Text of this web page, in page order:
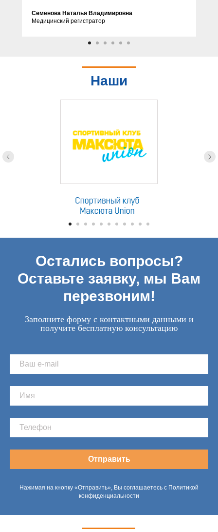
Семёнова Наталья Владимировна
Медицинский регистратор
Наши
Остались вопросы?
Оставьте заявку, мы Вам
перезвоним!
Заполните форму с контактными данными и
получите бесплатную консультацию
Отправить
Нажимая на кнопку «Отправить», Вы соглашаетесь с Политикой
конфиденциальности